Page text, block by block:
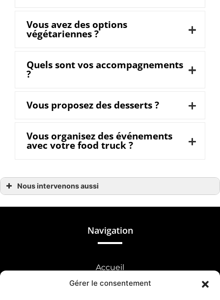
Gérer le consentement
Vous avez des options
végétariennes ?
Quels sont vos accompagnements
?
Vous proposez des desserts ?
Vous organisez des événements
avec votre food truck ?
Nous intervenons aussi
Burger à Brécey
Burger à Saint-Georges-Montcocq
Navigation
Accueil
Good burger